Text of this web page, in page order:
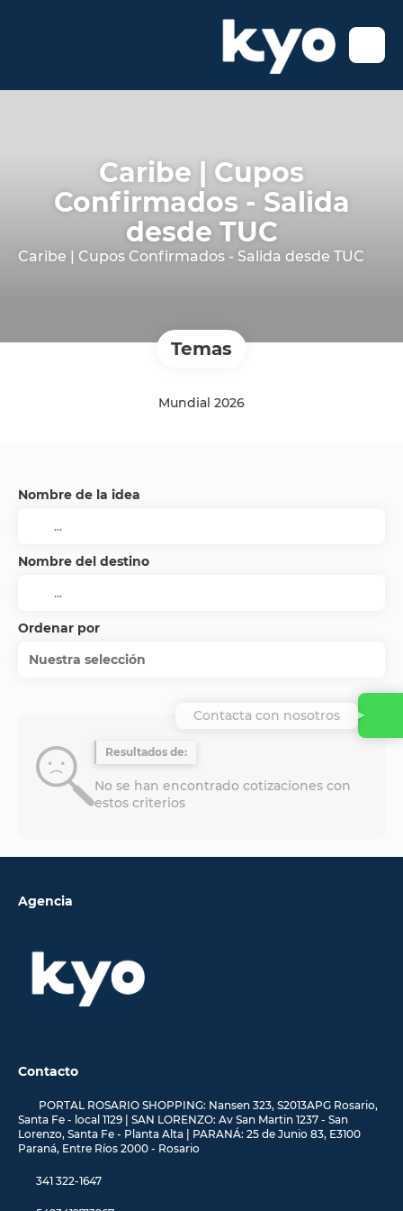
Caribe | Cupos
Confirmados - Salida
desde TUC
Caribe | Cupos Confirmados - Salida desde TUC
Temas
Mundial 2026
Nombre de la idea
Nombre del destino
Ordenar por
Nuestra selección
Resultados de:
No se han encontrado cotizaciones con
estos criterios
Agencia
Contacto
PORTAL ROSARIO SHOPPING: Nansen 323, S2013APG Rosario,
Santa Fe - local 1129 | SAN LORENZO: Av San Martin 1237 - San
Lorenzo, Santa Fe - Planta Alta | PARANÁ: 25 de Junio 83, E3100
Paraná, Entre Ríos 2000 - Rosario
341 322-1647
Contacta con nosotros